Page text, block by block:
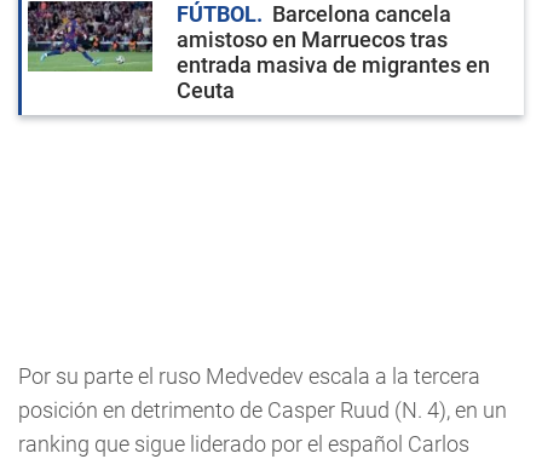
FÚTBOL
Barcelona cancela
amistoso en Marruecos tras
entrada masiva de migrantes en
Ceuta
Por su parte el ruso Medvedev escala a la tercera
posición en detrimento de Casper Ruud (N. 4), en un
ranking que sigue liderado por el español Carlos